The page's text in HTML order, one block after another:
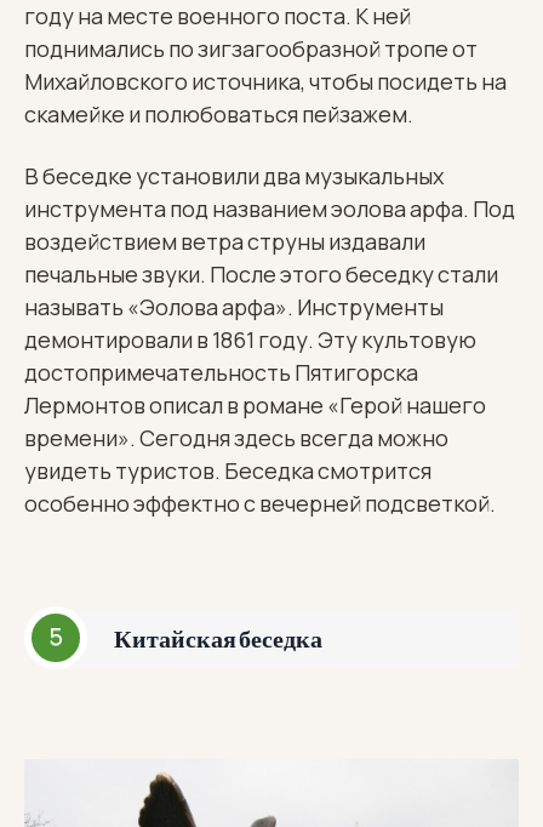
году на месте военного поста. К ней
поднимались по зигзагообразной тропе от
Михайловского источника, чтобы посидеть на
скамейке и полюбоваться пейзажем.
В беседке установили два музыкальных
инструмента под названием эолова арфа. Под
воздействием ветра струны издавали
печальные звуки. После этого беседку стали
называть «Эолова арфа». Инструменты
демонтировали в 1861 году. Эту культовую
достопримечательность Пятигорска
Лермонтов описал в романе «Герой нашего
времени». Сегодня здесь всегда можно
увидеть туристов. Беседка смотрится
особенно эффектно с вечерней подсветкой.
Китайская беседка